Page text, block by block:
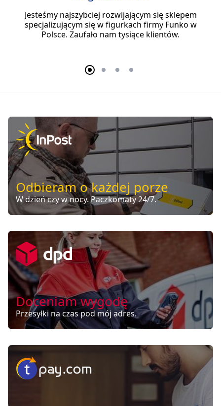
Jesteśmy najszybciej rozwijającym się sklepem
specjalizującym się w figurkach firmy Funko w
Polsce. Zaufało nam tysiące klientów.
Odbieram o każdej porze
W dzień czy w nocy. Paczkomaty 24/7.
Doceniam wygodę
Przesyłki na czas pod mój adres.